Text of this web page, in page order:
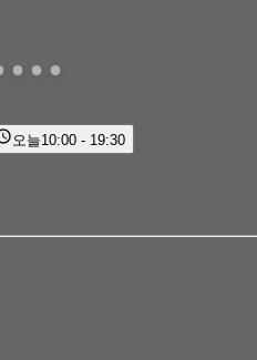
오늘10:00 - 19:30